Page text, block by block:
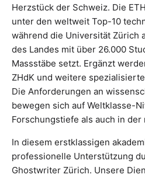
Herzstück der Schweiz. Die
unter den weltweit Top-10
während die Universität Zürich
des Landes mit über 26.000
Massstäbe setzt. Ergänzt
ZHdK und weitere
Die Anforderungen an
bewegen sich auf Weltklasse-
Forschungstiefe als auch in
In diesem erstklassigen
professionelle Unterstützung
Ghostwriter Zürich. Unsere